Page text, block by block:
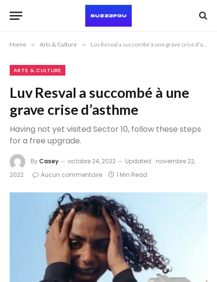
Home » Arts & Culture » Luv Resval a succombé à une grave crise d’asthme
ARTS & CULTURE
Luv Resval a succombé à une
grave crise d’asthme
Having not yet visited Sector 10, follow these steps
for a free upgrade.
ByCasey octobre 24, 2022 Updated: novembre 22,
2022
Aucun commentaire 1 Min Read